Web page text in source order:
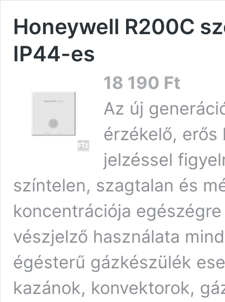
Honeywell R200C
IP44-es
18 190 Ft
Az új
érzékelő, erős
jelzéssel
színtelen, szagtalan és
koncentrációja
vészjelző használata
égésterű gázkészülék
kazánok, konvektorok,